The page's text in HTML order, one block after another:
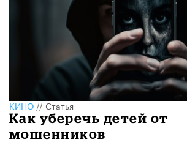
КИНО//Статья
Как уберечь детей от
мошенников